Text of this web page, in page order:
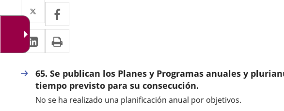
Twitter
Enlace
a
una
aplicación
externa.
a
una
externa.
LinkedIn
Enlace
a
una
aplicación
externa.
65. Se publican los Planes y Programas anuales y
tiempo previsto para su consecución.
No se ha realizado una planificación anual por objetivos.